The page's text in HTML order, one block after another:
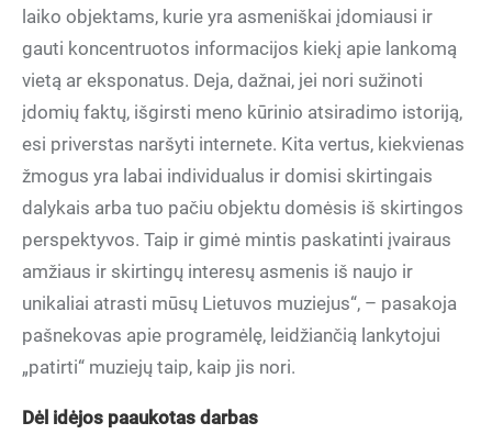
laiko objektams, kurie yra asmeniškai įdomiausi ir
gauti koncentruotos informacijos kiekį apie lankomą
vietą ar eksponatus. Deja, dažnai, jei nori sužinoti
įdomių faktų, išgirsti meno kūrinio atsiradimo istoriją,
esi priverstas naršyti internete. Kita vertus, kiekvienas
žmogus yra labai individualus ir domisi skirtingais
dalykais arba tuo pačiu objektu domėsis iš skirtingos
perspektyvos. Taip ir gimė mintis paskatinti įvairaus
amžiaus ir skirtingų interesų asmenis iš naujo ir
unikaliai atrasti mūsų Lietuvos muziejus“, – pasakoja
pašnekovas apie programėlę, leidžiančią lankytojui
„patirti“ muziejų taip, kaip jis nori.
Dėl idėjos paaukotas darbas